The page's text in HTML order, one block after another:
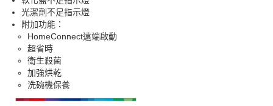
光潔劑不足指示燈
附加功能：
HomeConnect遠端啟動
超省時
衛生殺菌
加強烘乾
洗碗機保養